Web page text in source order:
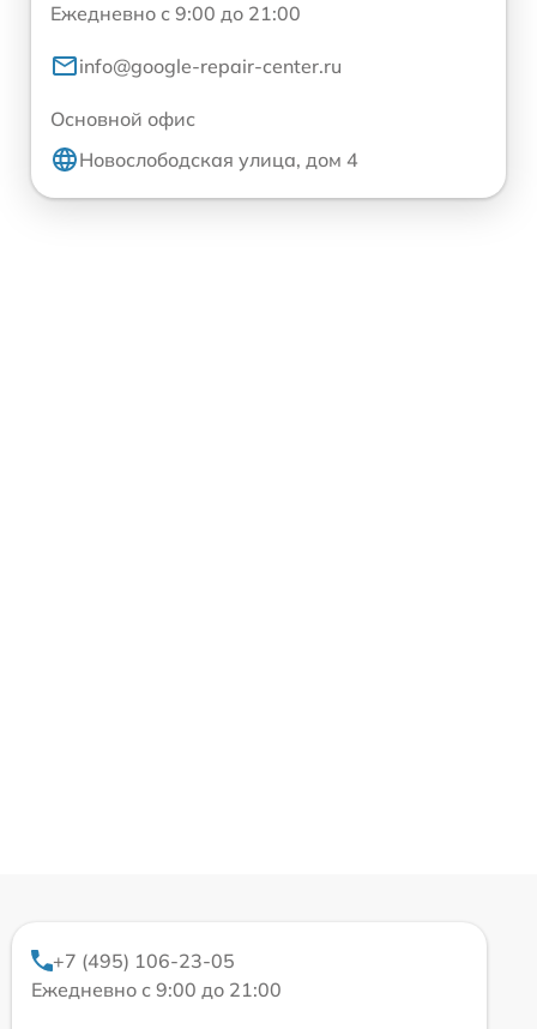
Ежедневно с 9:00 до 21:00
info@google-repair-center.ru
Основной офис
Новослободская улица, дом 4
+7 (495) 106-23-05
Ежедневно с 9:00 до 21:00